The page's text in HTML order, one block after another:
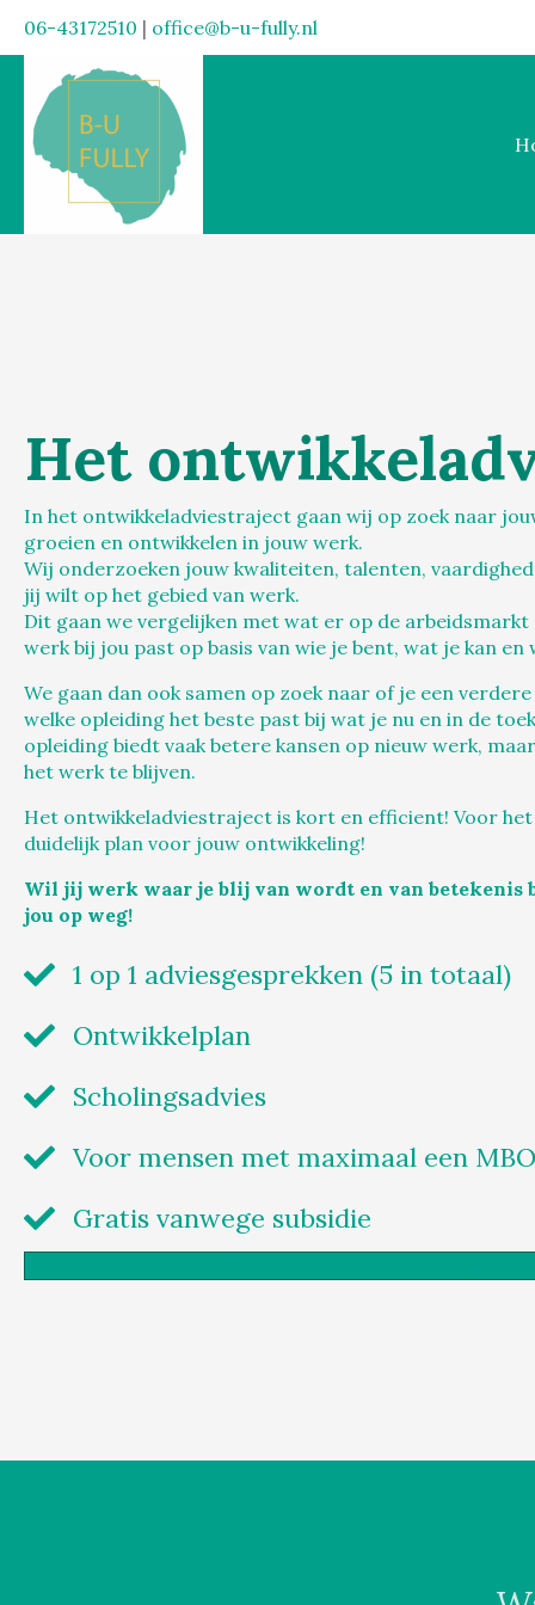
06-43172510 | office@b-u-fully.nl
Het
In het ontwikkeladviestraject gaan wij op zoek naar
groeien en ontwikkelen in jouw werk.
Wij onderzoeken jouw kwaliteiten, talenten,
jij wilt op het gebied van werk.
Dit gaan we vergelijken met wat er op de
werk bij jou past op basis van wie je bent, wat je kan en
We gaan dan ook samen op zoek naar of je een
welke opleiding het beste past bij wat je nu en in de
opleiding biedt vaak betere kansen op nieuw werk,
het werk te blijven.
Het ontwikkeladviestraject is kort en efficient! Voor het
duidelijk plan voor jouw ontwikkeling!
Wil jij werk waar je blij van wordt en van betekenis
jou op weg!
1 op 1 adviesgesprekken (5 in totaal)
Ontwikkelplan
Scholingsadvies
Voor mensen met maximaal een
Gratis vanwege subsidie